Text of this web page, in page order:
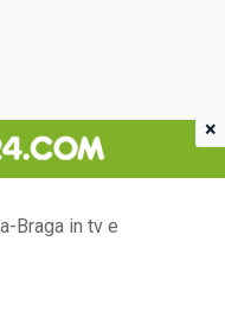
Braga in tv e
×